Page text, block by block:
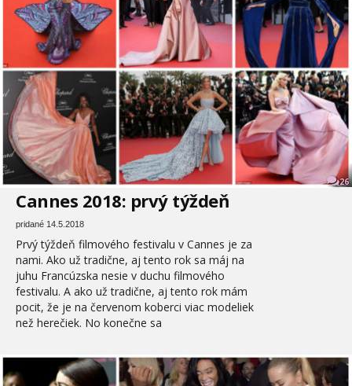
26
Cannes 2018: prvý týždeň
pridané 14.5.2018
Prvý týždeň filmového festivalu v Cannes je za
nami. Ako už tradične, aj tento rok sa máj na
juhu Francúzska nesie v duchu filmového
festivalu. A ako už tradične, aj tento rok mám
pocit, že je na červenom koberci viac modeliek
než herečiek. No konečne sa